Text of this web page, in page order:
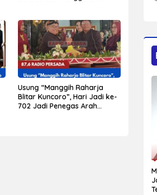
Usung “Manggih Raharja
Blitar Kuncoro”, Hari Jadi ke-
702 Jadi Penegas Arah